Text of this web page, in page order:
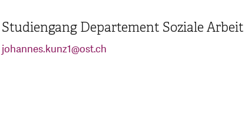
Studiengang Departement Soziale Arbeit
johannes.kunz1@ost.ch